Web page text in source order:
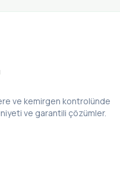
ve kemirgen kontrolünde
ve garantili çözümler.